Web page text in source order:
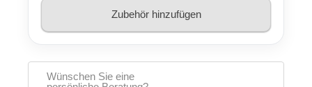
Zubehör hinzufügen
Wünschen Sie eine